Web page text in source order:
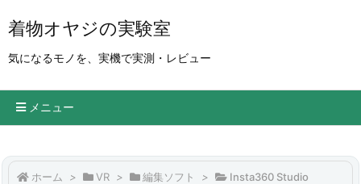
着物オヤジの実験室
気になるモノを、実機で実測・レビュー
メニュー
ホーム > VR > 編集ソフト > Insta360 Studio